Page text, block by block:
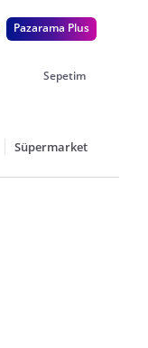
Pazarama Plus
Sepetim
Süpermarket